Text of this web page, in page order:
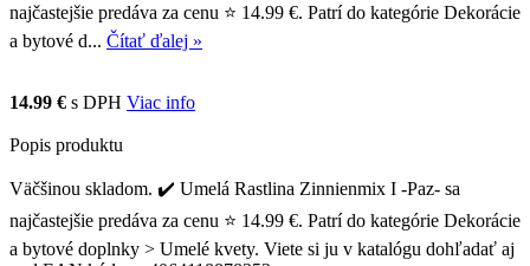
najčastejšie predáva za cenu ⭐ 14.99 €. Patrí do kategórie Dekorácie
a bytové d... Čítať ďalej »
14.99 € s DPH Viac info
Popis produktu
Väčšinou skladom. ✔️ Umelá Rastlina Zinnienmix I -Paz- sa
najčastejšie predáva za cenu ⭐ 14.99 €. Patrí do kategórie Dekorácie
a bytové doplnky > Umelé kvety. Viete si ju v katalógu dohľadať aj